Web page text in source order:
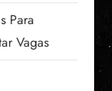
Para
Vagas